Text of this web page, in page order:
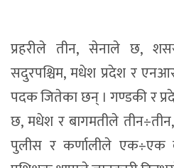
प्रहरीले तीन, सेनाले छ,
सदुरपश्चिम, मधेश प्रदेश र
पदक जितेका छन् । गण्डकी र
छ, मधेश र बागमतीले
पुलीस र कर्णालीले एक÷एक